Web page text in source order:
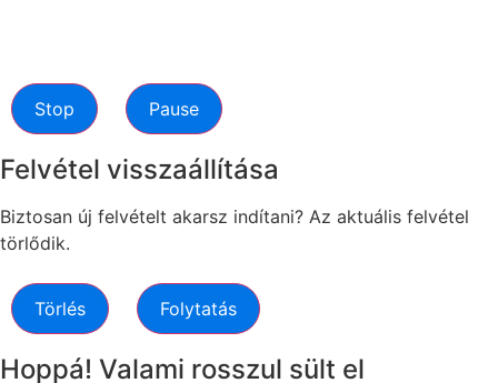
Stop Pause
Felvétel visszaállítása
Biztosan új felvételt akarsz indítani? Az aktuális felvétel
törlődik.
Törlés Folytatás
Hoppá! Valami rosszul sült el